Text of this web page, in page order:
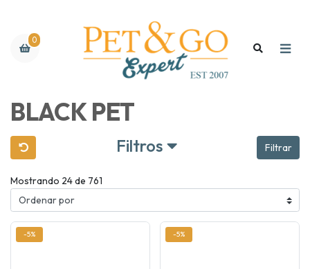
0
BLACK PET
Filtros Filtrar
Mostrando 24 de 761
-5% -5%